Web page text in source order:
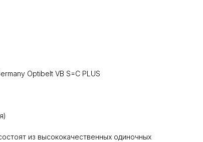
Optibelt VB S=C PLUS
из высококачественных одиночных